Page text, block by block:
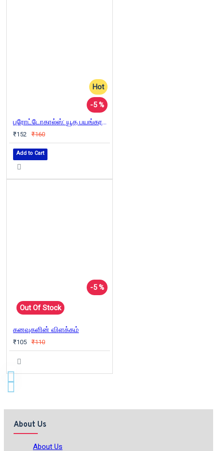
Hot
-5 %
புரோட்டோகால்ஸ்: யூத பயங்கரவாதிகளின் ரகசிய அறிக்கை
₹152 ₹160
Add to Cart
-5 %
Out Of Stock
கனவுகளின் விளக்கம்
₹105 ₹110
About Us
About Us